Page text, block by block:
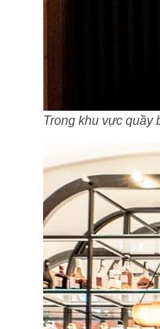
Trong khu vực quầy